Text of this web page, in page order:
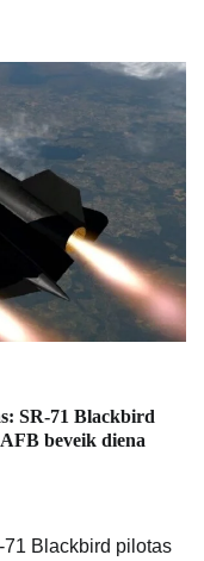
SR-71 Blackbird
beveik diena
Blackbird pilotas